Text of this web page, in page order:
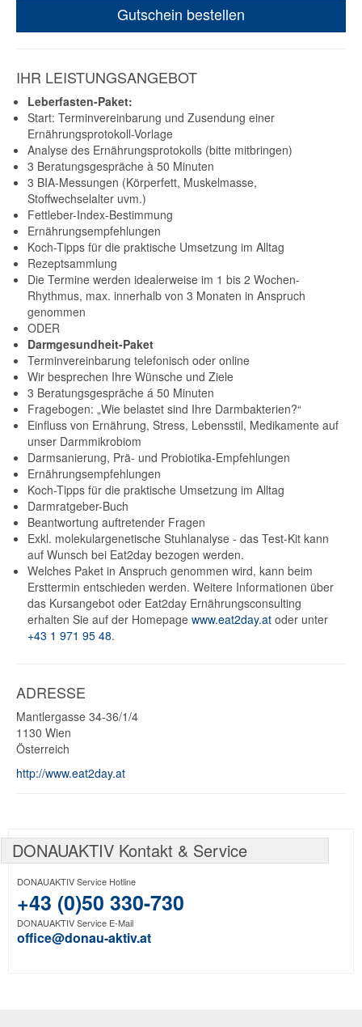
Gutschein bestellen
IHR LEISTUNGSANGEBOT
Leberfasten-Paket:
Start: Terminvereinbarung und Zusendung einer
Ernährungsprotokoll-Vorlage
Analyse des Ernährungsprotokolls (bitte mitbringen)
3 Beratungsgespräche à 50 Minuten
3 BIA-Messungen (Körperfett, Muskelmasse,
Stoffwechselalter uvm.)
Fettleber-Index-Bestimmung
Ernährungsempfehlungen
Koch-Tipps für die praktische Umsetzung im Alltag
Rezeptsammlung
Die Termine werden idealerweise im 1 bis 2 Wochen-
Rhythmus, max. innerhalb von 3 Monaten in Anspruch
genommen
ODER
Darmgesundheit-Paket
Terminvereinbarung telefonisch oder online
Wir besprechen Ihre Wünsche und Ziele
3 Beratungsgespräche á 50 Minuten
Fragebogen: „Wie belastet sind Ihre Darmbakterien?“
Einfluss von Ernährung, Stress, Lebensstil, Medikamente auf
unser Darmmikrobiom
Darmsanierung, Prä- und Probiotika-Empfehlungen
Ernährungsempfehlungen
Koch-Tipps für die praktische Umsetzung im Alltag
Darmratgeber-Buch
Beantwortung auftretender Fragen
Exkl. molekulargenetische Stuhlanalyse - das Test-Kit kann
auf Wunsch bei Eat2day bezogen werden.
Welches Paket in Anspruch genommen wird, kann beim
Ersttermin entschieden werden. Weitere Informationen über
das Kursangebot oder Eat2day Ernährungsconsulting
erhalten Sie auf der Homepage www.eat2day.at oder unter
+43 1 971 95 48.
ADRESSE
Mantlergasse 34-36/1/4
1130 Wien
Österreich
http://www.eat2day.at
DONAUAKTIV Kontakt & Service
DONAUAKTIV Service Hotline
+43 (0)50 330-730
DONAUAKTIV Service E-Mail
office@donau-aktiv.at